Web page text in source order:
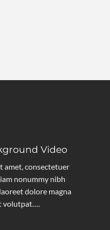
Video
amet, consectetuer
nonummy nibh
dolore magna
volutpat….